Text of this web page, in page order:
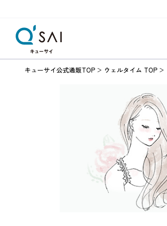
キューサイ公式通販TOP ウェルタイム TOP